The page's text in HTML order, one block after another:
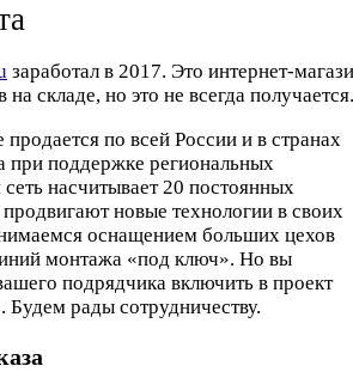
заработал в 2017. Это интернет-
складе, но это не всегда
по всей России и в странах
поддержке региональных
насчитывает 20 постоянных
новые технологии в своих
оснащением больших цехов
монтажа «под ключ». Но вы
подрядчика включить в проект
рады сотрудничеству.